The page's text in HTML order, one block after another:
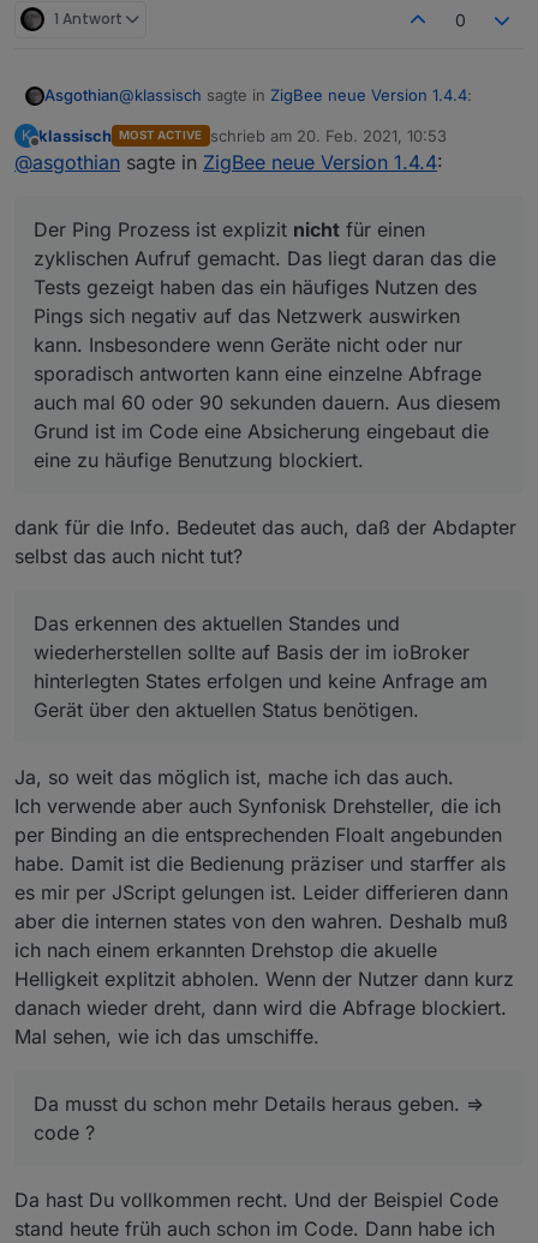
1 Antwort 0
Asgothian@klassisch sagte in ZigBee neue Version 1.4.4:
Ich habe noch nicht den richtigen Umgang mit
zyklischen Aufruf gemacht. Das liegt daran das die
Tests gezeigt haben das ein häufiges Nutzen des
Pings sich negativ auf das Netzwerk auswirken
kann. Insbesondere wenn Geräte nicht oder nur
sporadisch antworten kann eine einzelne Abfrage
auch mal 60 oder 90 sekunden dauern. Aus diesem
Grund ist im Code eine Absicherung eingebaut die
eine zu häufige Benutzung blockiert.
Das erkennen des aktuellen Standes und
wiederherstellen sollte auf Basis der im ioBroker
hinterlegten States erfolgen und keine Anfrage am
Gerät über den aktuellen Status benötigen.
@klassischsagte inZigBee neue Version 1.4.4:
BWM Event oder einem timeout schicke ich die
Floalt auf eine langsame ramp down.
Vor der Rampe speichere ich mir die Werte ab.
Am Ende der Rampe stehen hier andere Werte,
die ich nicht eigeschrieben habe.
werden und damit die Istwerte währnd der
ramp down Zeit gefangen werden?
Könnte man dieses zyklische Abfragen
Da musst du schon mehr Details heraus geben. =>
code ?
A.
K
Offline
klassisch MOST ACTIVE schrieb am 20. Feb. 2021, 10:53
zuletzt editiert von
@asgothian sagte in ZigBee neue Version 1.4.4:
Der Ping Prozess ist explizit nicht für einen
zyklischen Aufruf gemacht. Das liegt daran das die
Tests gezeigt haben das ein häufiges Nutzen des
Pings sich negativ auf das Netzwerk auswirken
kann. Insbesondere wenn Geräte nicht oder nur
sporadisch antworten kann eine einzelne Abfrage
auch mal 60 oder 90 sekunden dauern. Aus diesem
Grund ist im Code eine Absicherung eingebaut die
eine zu häufige Benutzung blockiert.
dank für die Info. Bedeutet das auch, daß der Abdapter
selbst das auch nicht tut?
Das erkennen des aktuellen Standes und
wiederherstellen sollte auf Basis der im ioBroker
hinterlegten States erfolgen und keine Anfrage am
Gerät über den aktuellen Status benötigen.
Ja, so weit das möglich ist, mache ich das auch.
Ich verwende aber auch Synfonisk Drehsteller, die ich
per Binding an die entsprechenden Floalt angebunden
habe. Damit ist die Bedienung präziser und starffer als
es mir per JScript gelungen ist. Leider differieren dann
aber die internen states von den wahren. Deshalb muß
ich nach einem erkannten Drehstop die akuelle
Helligkeit explitzit abholen. Wenn der Nutzer dann kurz
danach wieder dreht, dann wird die Abfrage blockiert.
Mal sehen, wie ich das umschiffe.
Da musst du schon mehr Details heraus geben. =>
code ?
Da hast Du vollkommen recht. Und der Beispiel Code
stand heute früh auch schon im Code. Dann habe ich